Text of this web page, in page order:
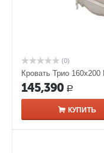
(0)
Кровать Трио
145,390 Р
КУПИТЬ